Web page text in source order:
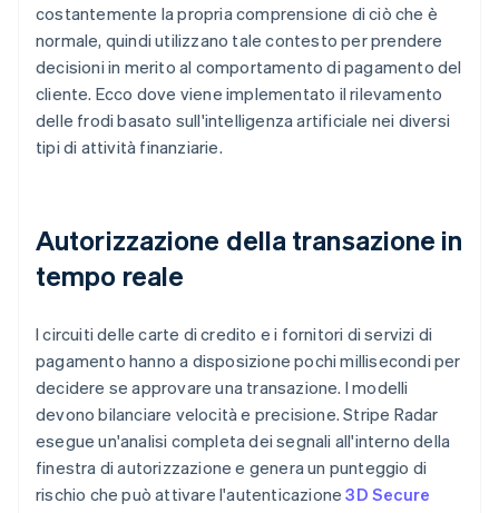
costantemente la propria comprensione di ciò che è
normale, quindi utilizzano tale contesto per prendere
decisioni in merito al comportamento di pagamento del
cliente. Ecco dove viene implementato il rilevamento
delle frodi basato sull'intelligenza artificiale nei diversi
tipi di attività finanziarie.
Autorizzazione della transazione in
tempo reale
I circuiti delle carte di credito e i fornitori di servizi di
pagamento hanno a disposizione pochi millisecondi per
decidere se approvare una transazione. I modelli
devono bilanciare velocità e precisione. Stripe Radar
esegue un'analisi completa dei segnali all'interno della
finestra di autorizzazione e genera un punteggio di
rischio che può attivare l'autenticazione3D Secure